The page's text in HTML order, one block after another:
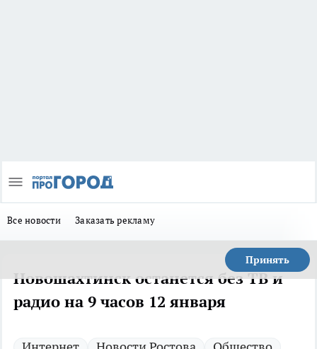
Все новости Заказать рекламу
Принять
Новошахтинск останется без ТВ и
радио на 9 часов 12 января